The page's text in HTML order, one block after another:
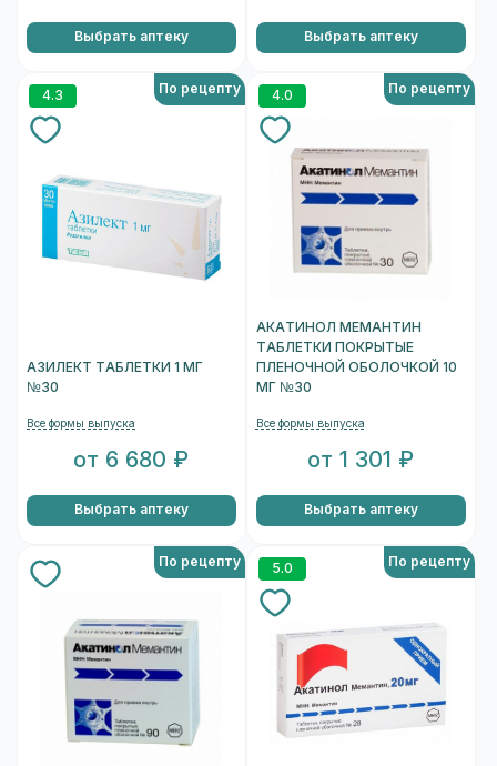
Выбрать аптеку Выбрать аптеку
4.3 По рецепту
АЗИЛЕКТ ТАБЛЕТКИ 1 МГ
№30
Все формы выпуска
от 6 680 ₽
Выбрать аптеку
4.0 По рецепту
АКАТИНОЛ МЕМАНТИН
ТАБЛЕТКИ ПОКРЫТЫЕ
ПЛЕНОЧНОЙ ОБОЛОЧКОЙ 10
МГ №30
Все формы выпуска
от 1 301 ₽
Выбрать аптеку
По рецепту 5.0 По рецепту